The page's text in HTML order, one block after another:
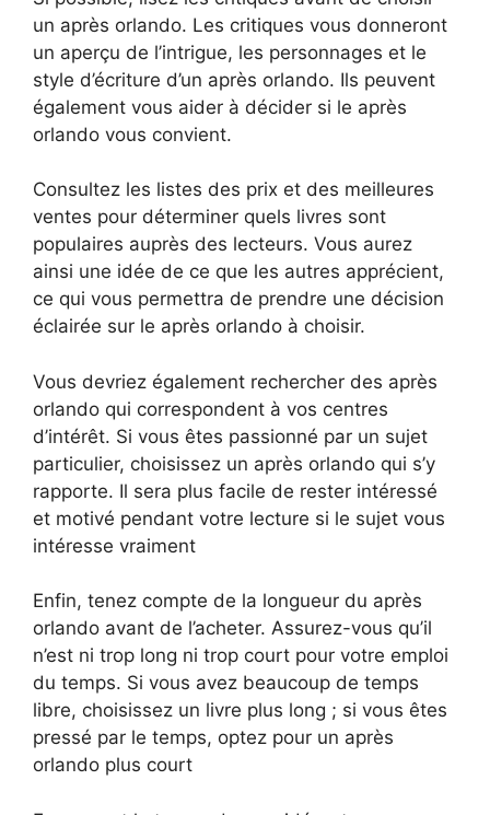
un après orlando. Les critiques vous donneront
un aperçu de l’intrigue, les personnages et le
style d’écriture d’un après orlando. Ils peuvent
également vous aider à décider si le après
orlando vous convient.
Consultez les listes des prix et des meilleures
ventes pour déterminer quels livres sont
populaires auprès des lecteurs. Vous aurez
ainsi une idée de ce que les autres apprécient,
ce qui vous permettra de prendre une décision
éclairée sur le après orlando à choisir.
Vous devriez également rechercher des après
orlando qui correspondent à vos centres
d’intérêt. Si vous êtes passionné par un sujet
particulier, choisissez un après orlando qui s’y
rapporte. Il sera plus facile de rester intéressé
et motivé pendant votre lecture si le sujet vous
intéresse vraiment
Enfin, tenez compte de la longueur du après
orlando avant de l’acheter. Assurez-vous qu’il
n’est ni trop long ni trop court pour votre emploi
du temps. Si vous avez beaucoup de temps
libre, choisissez un livre plus long ; si vous êtes
pressé par le temps, optez pour un après
orlando plus court